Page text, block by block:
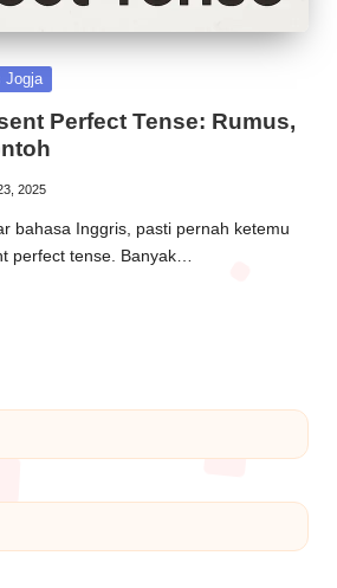
Jogja
Perfect Tense: Rumus,
2025
bahasa Inggris, pasti pernah ketemu
perfect tense. Banyak…